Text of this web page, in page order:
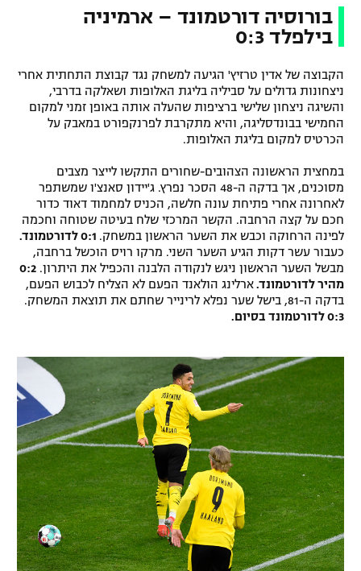
תקנון פעילות ספורט 1
הצטרפות לחבילת הערוצים
לוח דרושים – ג'ובנט
תגיות
המגזין
בורוסיה דורטמונד – ארמיניה
בילפלד 0:3
הקבוצה של אדין טרזיץ' הגיעה למשחק נגד קבוצת התחתית אחרי
ניצחונות גדולים על סביליה בליגת האלופות ושאלקה בדרבי,
והשיגה ניצחון שלישי ברציפות שהעלה אותה באופן זמני למקום
החמישי בבונדסליגה, והיא מתקרבת לפרנקפורט במאבק על
הכרטיס למקום בליגת האלופות.
במחצית הראשונה הצהובים-שחורים התקשו לייצר מצבים
מסוכנים, אך בדקה ה-48 הסכר נפרץ. ג'יידון סאנצ'ו שמשתפר
לאחרונה אחרי פתיחת עונה חלשה, הכניס למחמוד דאוד כדור
חכם על קצה הרחבה. הקשר המרכזי שלח בעיטה שטוחה וחכמה
לפינה הרחוקה וכבש את השער הראשון במשחק.
כעבור עשר דקות הגיע השער השני. מרקו רויס הוכשל ברחבה,
מבשל השער הראשון ניגש לנקודה הלבנה והכפיל את היתרון. 0:2
מהיר לדורטמונד.ארלינג הולאנד הפעם לא הצליח לכבוש הפעם,
בדקה ה-81, בישל שער נפלא לרינייר שחתם את תוצאת המשחק.
0:3 לדורטמונד בסיום.